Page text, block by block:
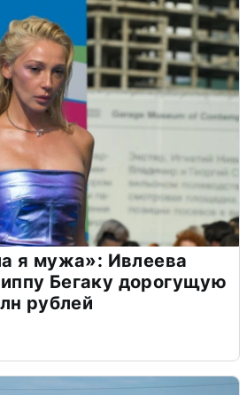
я мужа»: Ивлеева
Бегаку дорогущую
рублей